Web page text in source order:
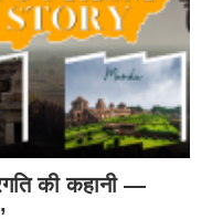
की कहानी —